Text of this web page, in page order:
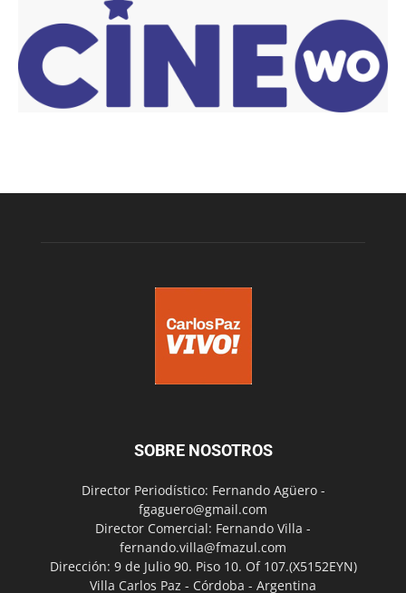
SOBRE NOSOTROS
Director Periodístico: Fernando Agüero -
fgaguero@gmail.com
Director Comercial: Fernando Villa -
fernando.villa@fmazul.com
Dirección: 9 de Julio 90. Piso 10. Of 107.(X5152EYN)
Villa Carlos Paz - Córdoba - Argentina